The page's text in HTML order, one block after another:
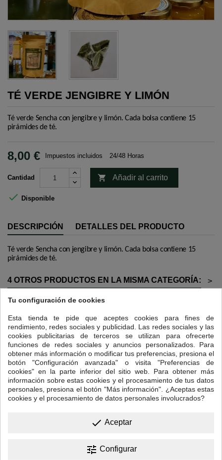
TÉ VERDE JENGIBRE Y LIMÓN
Té verde Sencha con jengibre y limón. Cada bolsa contiene 15
pirámides de té.
8,00 € Impuestos incluidos 24/48 Horas
Cantidad  Añadir al carrito
 Disponible
DESCRIPCIÓN DETALLES DEL PRODUCTO
Té verde Sencha con jengibre y limón. Cada bolsa contiene 15
pirámides de té.
4 OTROS PRODUCTOS EN LA MISMA CATEGORÍA:
>
Té negro, vainilla, clavo, naranja, canela,
Tu configuración de cookies
Esta tienda te pide que aceptes cookies para fines de
rendimiento, redes sociales y publicidad. Las redes sociales y las
cookies publicitarias de terceros se utilizan para ofrecerte
funciones de redes sociales y anuncios personalizados. Para
obtener más información o modificar tus preferencias, presiona el
botón "Configuración avanzada" o visita "Preferencias de
cookies" en la parte inferior del sitio web. Para obtener más
información sobre estas cookies y el procesamiento de tus datos
personales, presiona el botón "Más información". ¿Aceptas estas
cookies y el procesamiento de datos personales involucrados?
done Aceptar
tune Configurar